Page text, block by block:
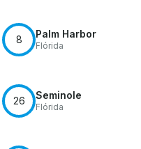
8 Palm Harbor
Flórida
26 Seminole
Flórida